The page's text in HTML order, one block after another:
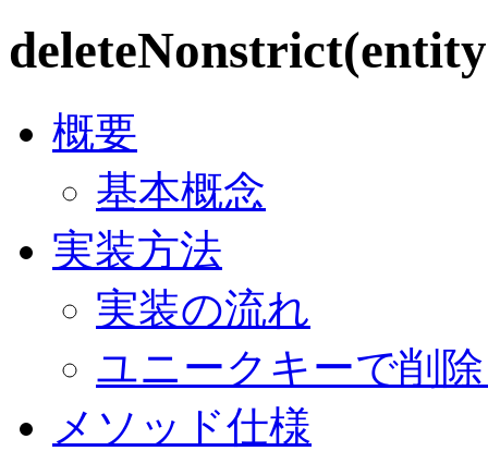
概要
基本概念
実装方法
実装の流れ
ユニークキーで削
メソッド仕様